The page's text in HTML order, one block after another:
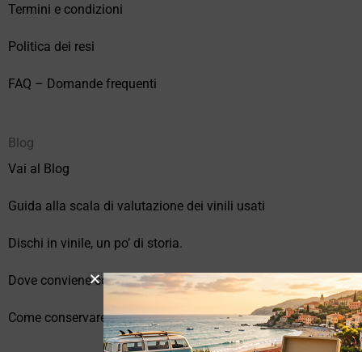
Termini e condizioni
Politica dei resi
FAQ – Domande frequenti
Blog
Vai al Blog
Guida alla scala di valutazione dei vinili usati
Dischi in vinile, un po’ di storia.
Dove conviene comprare vinili online?
Come conservare correttamente i vinili usati